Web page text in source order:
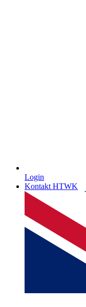
Login
Kontakt HTWK